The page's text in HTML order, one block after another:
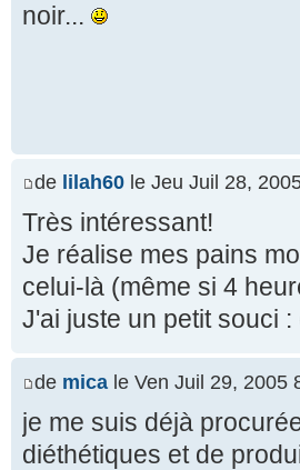
noir...
de lilah60 le Jeu Juil 28,
Très intéressant!
Je réalise mes pains
celui-là (même si 4
J'ai juste un petit souci
de mica le Ven Juil 29, 2005
je me suis déjà
diéthétiques et de